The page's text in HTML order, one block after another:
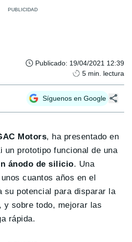
Publicado: 19/04/2021 12:39
5 min. lectura
Síguenos en Google
Motors, ha presentado en
un prototipo funcional de una
ánodo de silicio. Una
cuantos años en el
su potencial para disparar la
y sobre todo, mejorar las
rápida.